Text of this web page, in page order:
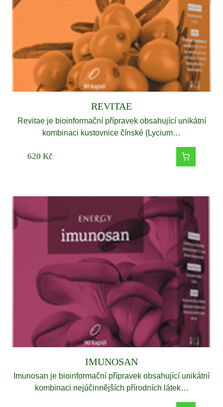
REVITAE
Revitae je bioinformační přípravek obsahující unikátní
kombinaci kustovnice čínské (Lycium…
620 Kč
IMUNOSAN
Imunosan je bioinformační přípravek obsahující unikátní
kombinaci nejúčinnějších přírodních látek…